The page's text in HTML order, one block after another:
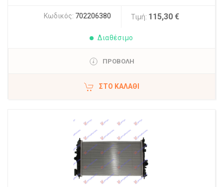
Κωδικός: 702206380 Τιμή: 115,30 €
Διαθέσιμο
ΠΡΟΒΟΛΗ
ΣΤΟ ΚΑΛΆΘΙ